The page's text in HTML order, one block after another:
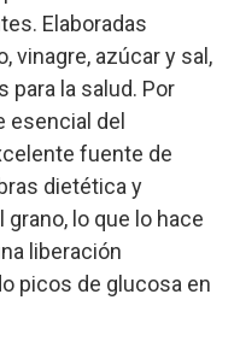
Elaboradas
vinagre, azúcar y sal,
la salud. Por
esencial del
fuente de
dietética y
lo que lo hace
liberación
picos de glucosa en